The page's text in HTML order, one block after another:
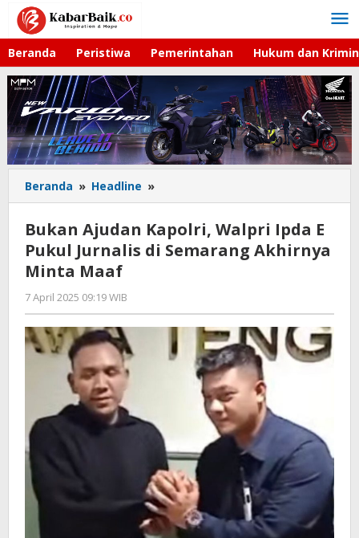
Lewati
konten
Beranda Peristiwa Pemerintahan Hukum dan
Beranda » Headline »
Ajudan
Kapolri,
Walpri
Ipda
Semarang
Akhirnya
Bukan Ajudan Kapolri, Walpri Ipda E
Pukul Jurnalis di Semarang Akhirnya
Minta Maaf
7 April 2025 09:19 WIB
Andika
DP